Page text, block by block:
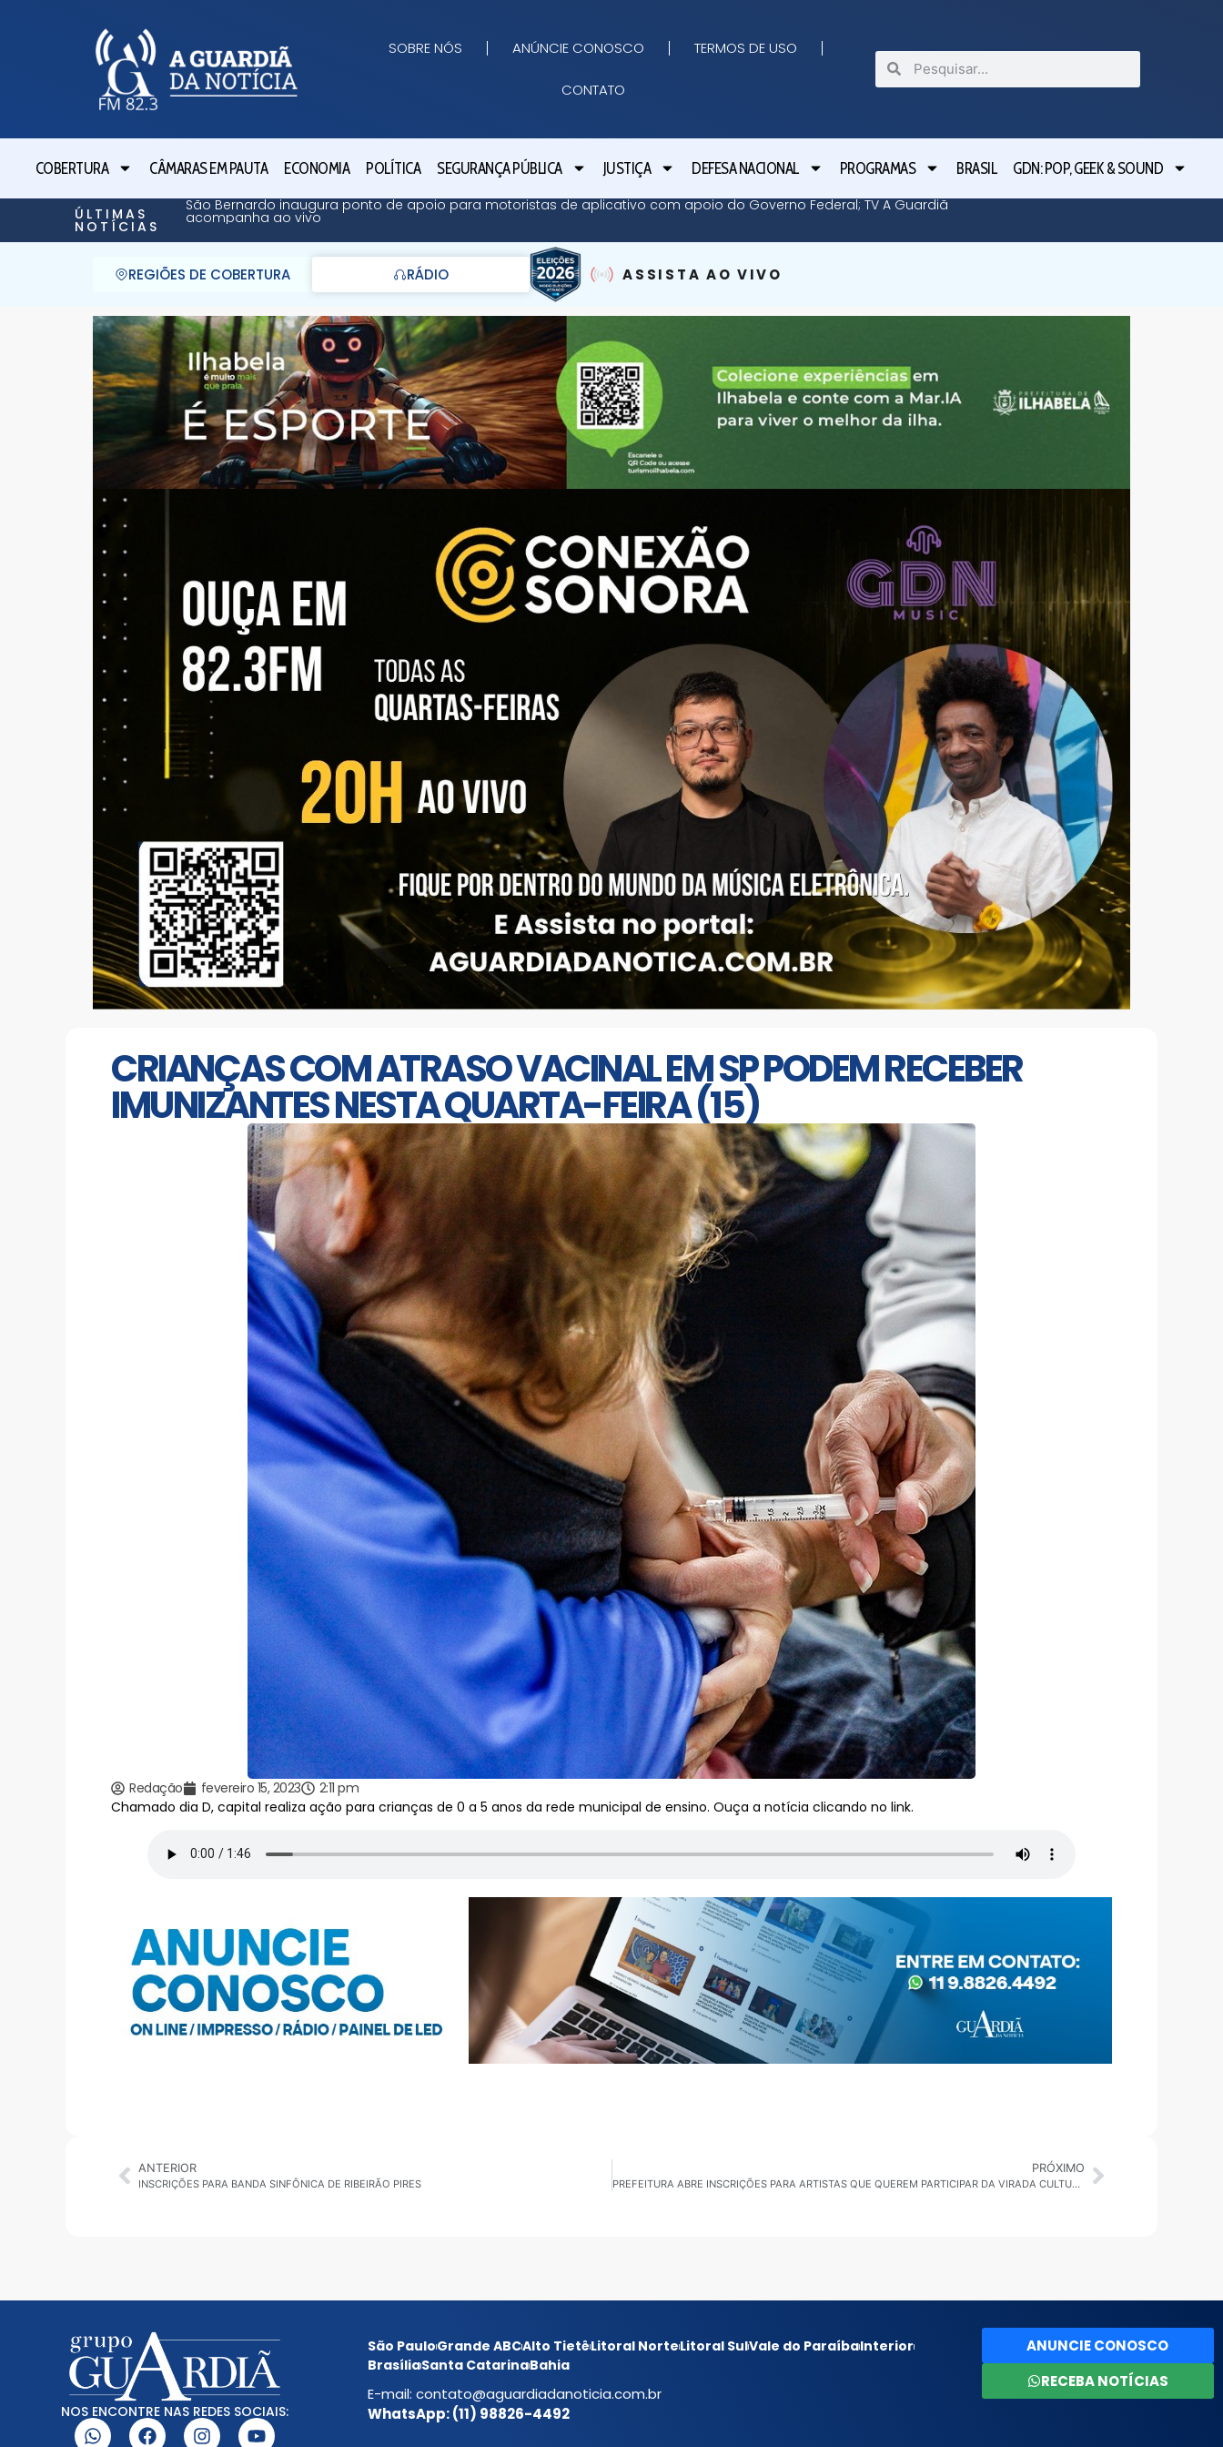
SOBRE NÓS ANÚNCIE CONOSCO TERMOS DE USO
CONTATO
COBERTURA CÂMARAS EM PAUTA ECONOMIA POLÍTICA SEGURANÇA PÚBLICA JUSTIÇA DEFESA NACIONAL PROGRAMAS BRASIL GDN: POP, GEEK & SOUND
ÚLTIMAS
NOTÍCIAS
São Bernardo inaugura ponto de apoio para motoristas de aplicativo com apoio do Governo Federal; TV A Guardiã
acompanha ao vivo
REGIÕES DE COBERTURA RÁDIO ASSISTA AO VIVO
CRIANÇAS COM ATRASO VACINAL EM SP PODEM RECEBER
IMUNIZANTES NESTA QUARTA-FEIRA (15)
Redação fevereiro 15, 2023
2:11 pm
Chamado dia D, capital realiza ação para crianças de 0 a 5 anos da rede municipal de ensino. Ouça a notícia clicando no link.
ANTERIOR
INSCRIÇÕES PARA BANDA SINFÔNICA DE RIBEIRÃO PIRES
PRÓXIMO
PREFEITURA ABRE INSCRIÇÕES PARA ARTISTAS QUE QUEREM PARTICIPAR DA VIRADA CULTURAL 2023 EM SP
NOS ENCONTRE NAS REDES SOCIAIS:
São PauloGrande ABCAlto TietêLitoral NorteLitoral SulVale do ParaíbaInterior
BrasíliaSanta CatarinaBahia
E-mail: contato@aguardiadanoticia.com.br
WhatsApp: (11) 98826-4492
ANUNCIE CONOSCO
RECEBA NOTÍCIAS